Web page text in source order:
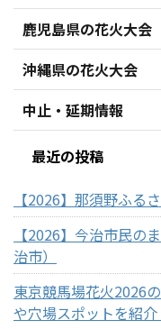
鹿児島県の花火大会
沖縄県の花火大会
中止・延期情報
最近の投稿
【2026】那須野ふる
【2026】今治市民の
治市）
東京競馬場花火2026
や穴場スポットを紹介